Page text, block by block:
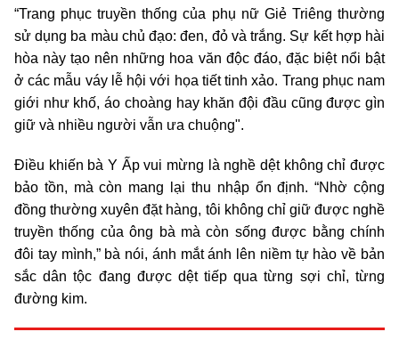
“Trang phục truyền thống của phụ nữ Giẻ Triêng thường
sử dụng ba màu chủ đạo: đen, đỏ và trắng. Sự kết hợp hài
hòa này tạo nên những hoa văn độc đáo, đặc biệt nổi bật
ở các mẫu váy lễ hội với họa tiết tinh xảo. Trang phục nam
giới như khố, áo choàng hay khăn đội đầu cũng được gìn
giữ và nhiều người vẫn ưa chuộng".
Điều khiến bà Y Ấp vui mừng là nghề dệt không chỉ được
bảo tồn, mà còn mang lại thu nhập ổn định. “Nhờ cộng
đồng thường xuyên đặt hàng, tôi không chỉ giữ được nghề
truyền thống của ông bà mà còn sống được bằng chính
đôi tay mình,” bà nói, ánh mắt ánh lên niềm tự hào về bản
sắc dân tộc đang được dệt tiếp qua từng sợi chỉ, từng
đường kim.